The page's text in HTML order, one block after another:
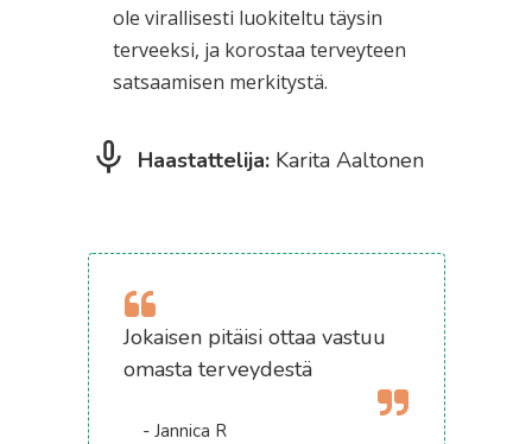
ole virallisesti luokiteltu täysin
terveeksi, ja korostaa terveyteen
satsaamisen merkitystä.
Haastattelija: Karita Aaltonen
Jokaisen pitäisi ottaa vastuu
omasta terveydestä
- Jannica R